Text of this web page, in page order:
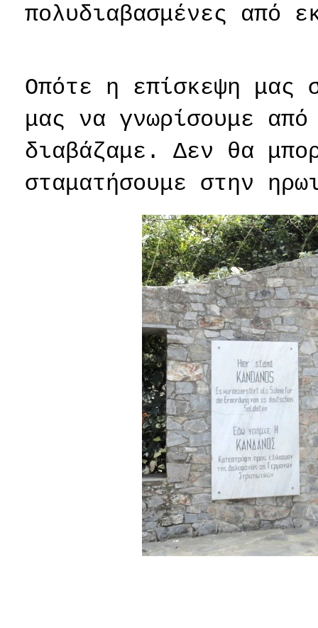
πολυδιαβασμένες από
Οπότε η επίσκεψη μας
μας να γνωρίσουμε
διαβάζαμε. Δεν θα
σταματήσουμε στην